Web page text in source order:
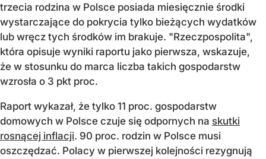
trzecia rodzina w Polsce posiada miesięcznie środki
wystarczające do pokrycia tylko bieżących wydatków
lub wręcz tych środków im brakuje. "Rzeczpospolita",
która opisuje wyniki raportu jako pierwsza, wskazuje,
że w stosunku do marca liczba takich gospodarstw
wzrosła o 3 pkt proc.
Raport wykazał, że tylko 11 proc. gospodarstw
domowych w Polsce czuje się odpornych na skutki
rosnącej inflacji. 90 proc. rodzin w Polsce musi
oszczędzać. Polacy w pierwszej kolejności rezygnują